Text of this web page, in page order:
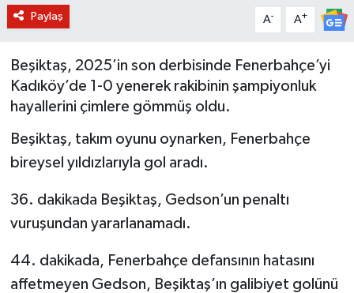
Paylaş A- A+
Beşiktaş, 2025’in son derbisinde Fenerbahçe’yi
Kadıköy’de 1-0 yenerek rakibinin şampiyonluk
hayallerini çimlere gömmüş oldu.
Beşiktaş, takım oyunu oynarken, Fenerbahçe
bireysel yıldızlarıyla gol aradı.
36. dakikada Beşiktaş, Gedson’un penaltı
vuruşundan yararlanamadı.
44. dakikada, Fenerbahçe defansının hatasını
affetmeyen Gedson, Beşiktaş’ın galibiyet golünü
KÜLTÜR SANAT
BİLİM VE TEKNOLOJİ
KURUMSAL
Haber Arşivi